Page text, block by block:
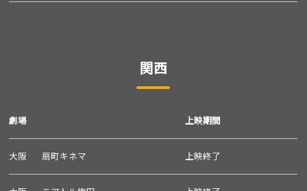
関西
劇場 上映期間
大阪 扇町キネマ 上映終了